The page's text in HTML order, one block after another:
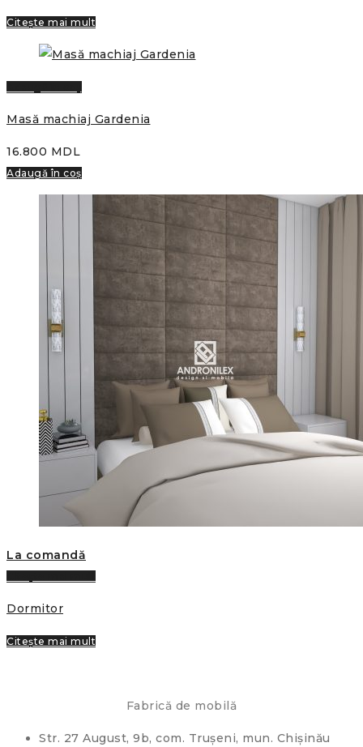
Citește mai mult
Masă machiaj Gardenia
16.800 MDL
Adaugă în coș
La comandă
Dormitor
Citește mai mult
Fabrică de mobilă
Str. 27 August, 9b, com. Trușeni, mun. Chișinău